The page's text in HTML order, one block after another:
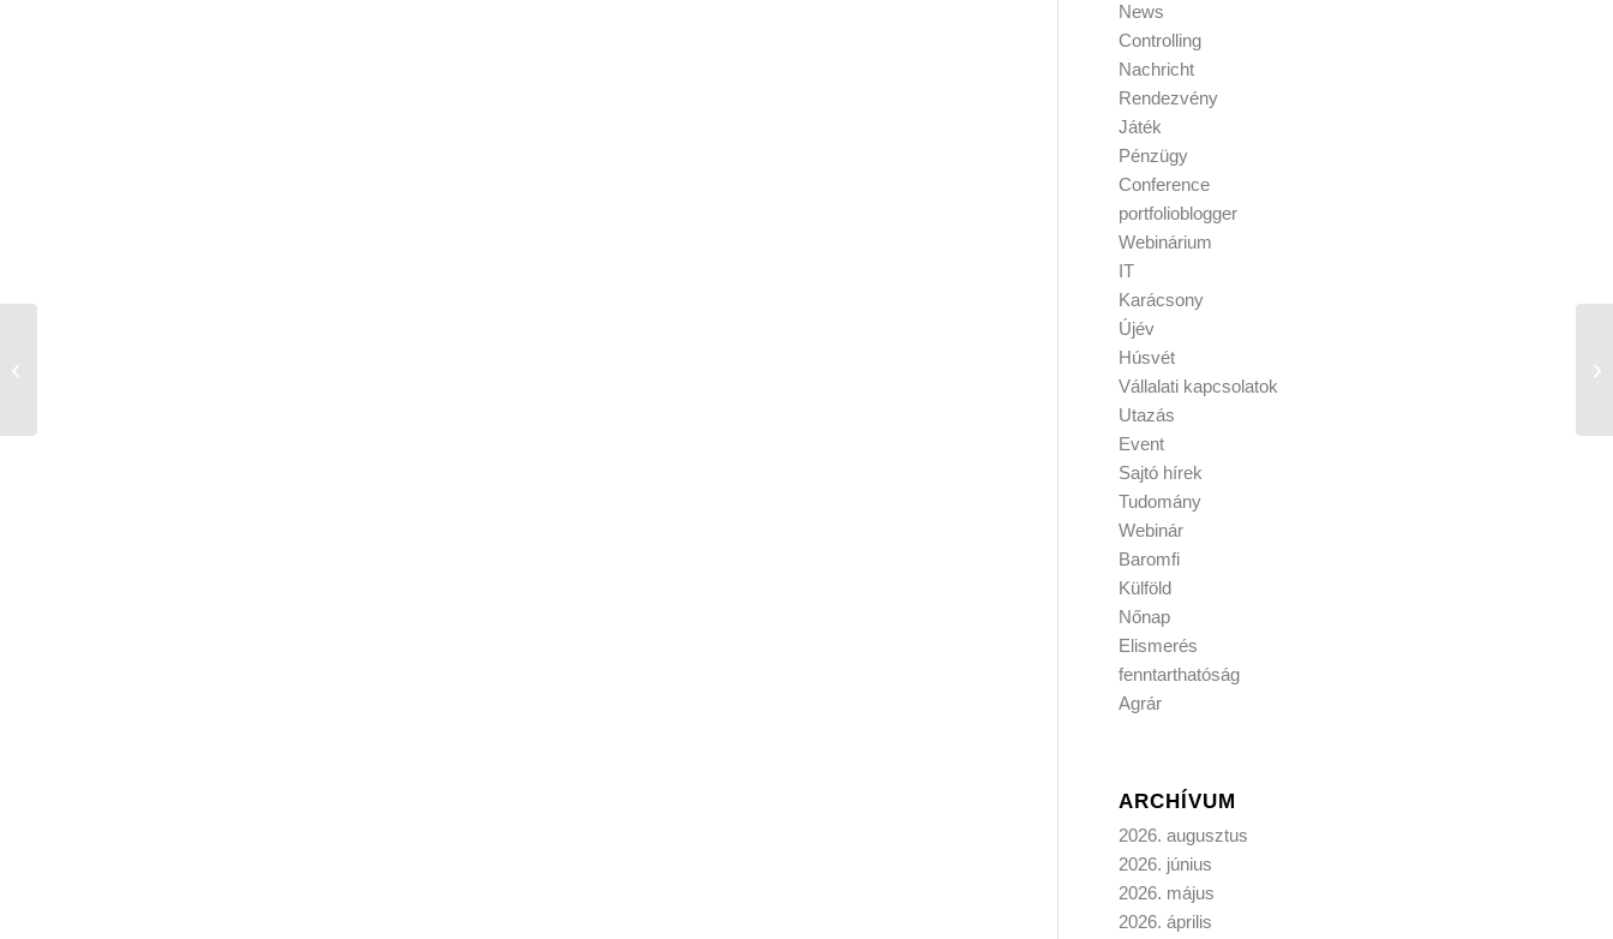
News
Controlling
Nachricht
Rendezvény
Játék
Pénzügy
Conference
portfolioblogger
Webinárium
IT
Karácsony
Újév
Húsvét
Vállalati kapcsolatok
Utazás
Event
Sajtó hírek
Tudomány
Webinár
Baromfi
Külföld
Nőnap
Elismerés
fenntarthatóság
Agrár
ARCHÍVUM
2026. augusztus
2026. június
2026. május
2026. április